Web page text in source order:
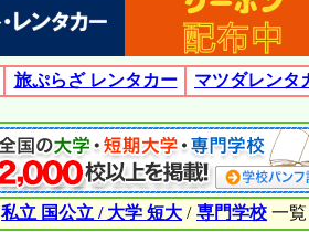
旅ぷらざ レンタカー マツダレンタ
私立 国公立 / 大学 短大 / 専門学校 一覧